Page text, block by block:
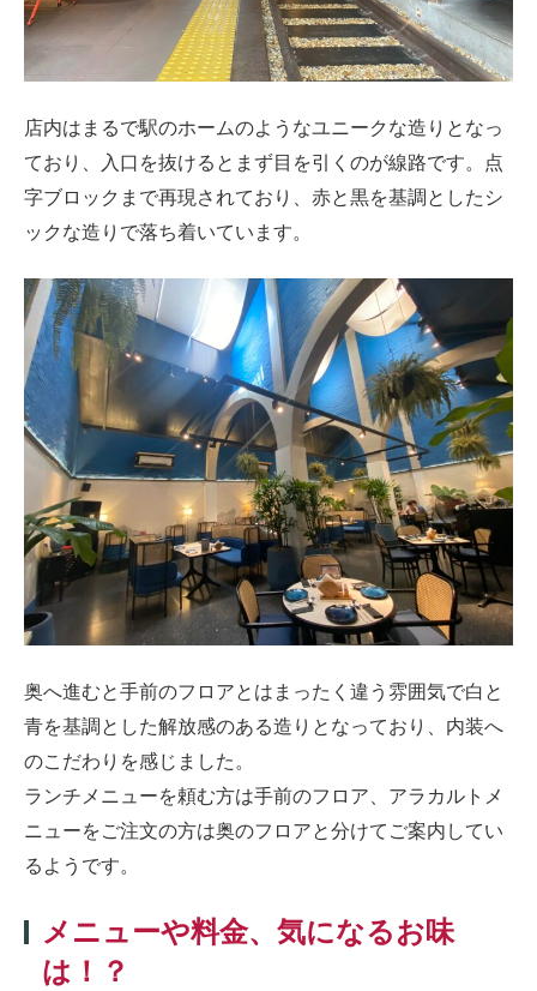
店内はまるで駅のホームのようなユニークな造りとなっ
ており、入口を抜けるとまず目を引くのが線路です。点
字ブロックまで再現されており、赤と黒を基調としたシ
ックな造りで落ち着いています。
奥へ進むと手前のフロアとはまったく違う雰囲気で白と
青を基調とした解放感のある造りとなっており、内装へ
のこだわりを感じました。
ランチメニューを頼む方は手前のフロア、アラカルトメ
ニューをご注文の方は奥のフロアと分けてご案内してい
るようです。
メニューや料金、気になるお味
は！？